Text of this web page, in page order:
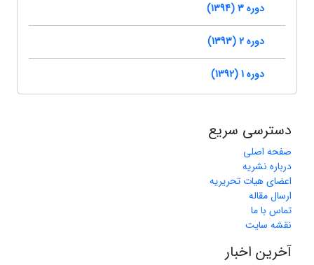
دوره 3 (1394)
دوره 2 (1393)
دوره 1 (1392)
دسترسی سریع
صفحه اصلی
درباره نشریه
اعضای هیات تحریریه
ارسال مقاله
تماس با ما
نقشه سایت
آخرین اخبار